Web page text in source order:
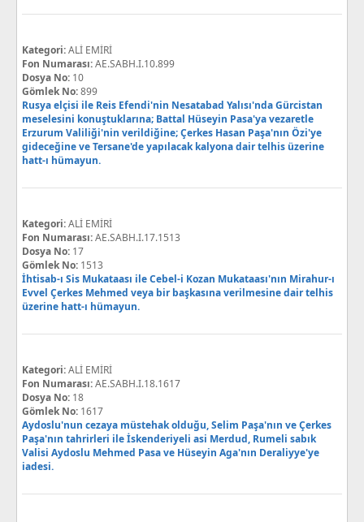
Kategori:ALİ EMİRİ
Fon Numarası:AE.SABH.I.10.899
Dosya No: 10
Gömlek No:899
Rusya elçisi ile Reis Efendi'nin Nesatabad Yalısı'nda Gürcistan
meselesini konuştuklarına; Battal Hüseyin Pasa'ya vezaretle
Erzurum Valiliği'nin verildiğine; Çerkes Hasan Paşa'nın Özi'ye
gideceğine ve Tersane'de yapılacak kalyona dair telhis üzerine
hatt-ı hümayun.
Kategori:ALİ EMİRİ
Fon Numarası:AE.SABH.I.17.1513
Dosya No: 17
Gömlek No: 1513
İhtisab-ı Sis Mukataası ile Cebel-i Kozan Mukataası'nın Mirahur-ı
Evvel Çerkes Mehmed veya bir başkasına verilmesine dair telhis
üzerine hatt-ı hümayun.
Kategori:ALİ EMİRİ
Fon Numarası:AE.SABH.I.18.1617
Dosya No: 18
Gömlek No: 1617
Aydoslu'nun cezaya müstehak olduğu, Selim Paşa'nın ve Çerkes
Paşa'nın tahrirleri ile İskenderiyeli asi Merdud, Rumeli sabık
Valisi Aydoslu Mehmed Pasa ve Hüseyin Aga'nın Deraliyye'ye
iadesi.